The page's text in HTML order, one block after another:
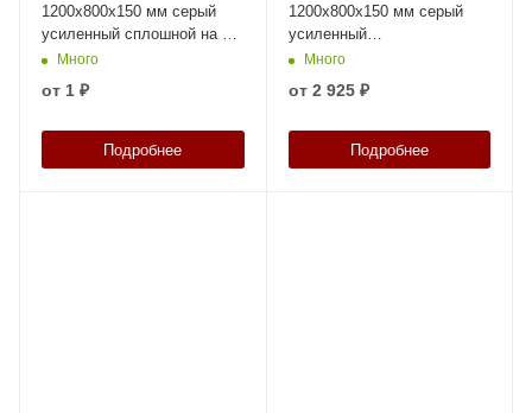
1200х800х150 мм серый
усиленный сплошной на 3-х
полозьяx без бортика
Много
от 1 ₽
Подробнее
1200х800х150 мм серый
усиленный
перфорированный на 2-х
полозьяx с бортиком
Много
от 2 925 ₽
Подробнее